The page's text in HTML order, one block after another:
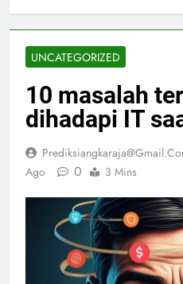
UNCATEGORIZED
10 masalah
dihadapi IT
Ago
0 3 Mins